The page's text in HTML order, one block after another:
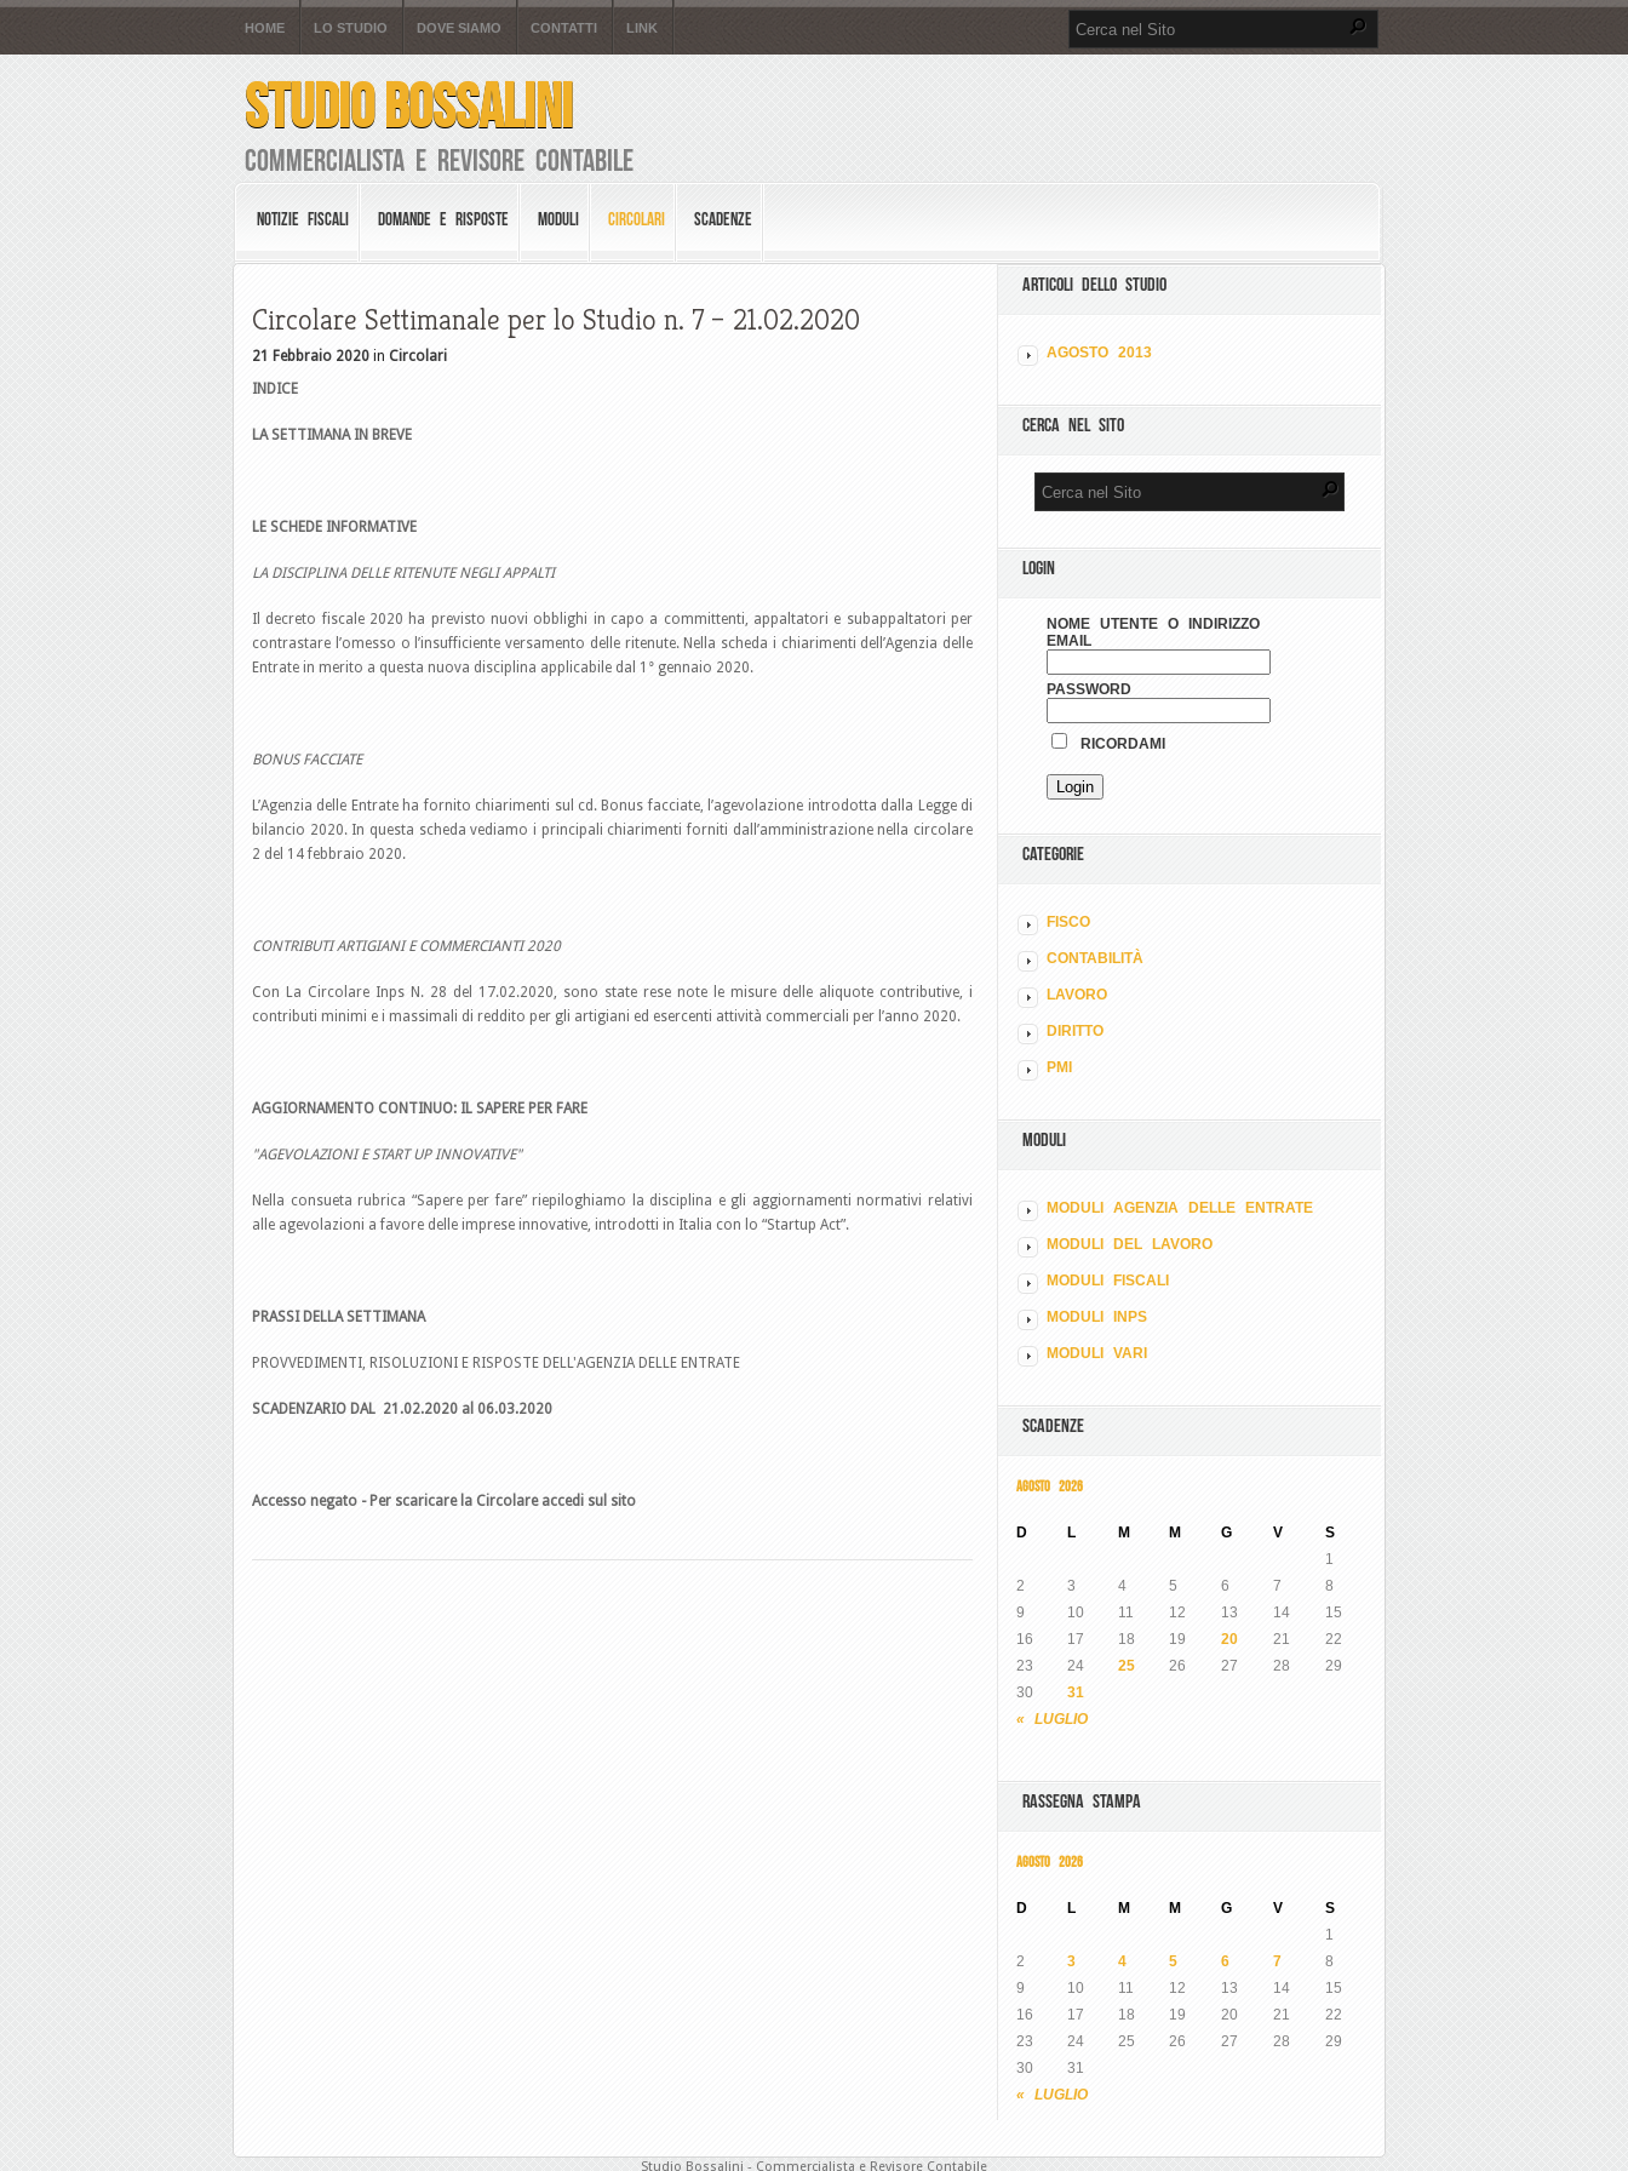
HOME LO STUDIO DOVE SIAMO CONTATTI LINK
STUDIO BOSSALINI
Commercialista e Revisore Contabile
NOTIZIE FISCALI DOMANDE E RISPOSTE MODULI CIRCOLARI SCADENZE
Circolare Settimanale per lo Studio n. 7 – 21.02.2020
21 Febbraio 2020 in Circolari
INDICE
LA SETTIMANA IN BREVE
LE SCHEDE INFORMATIVE
LA DISCIPLINA DELLE RITENUTE NEGLI APPALTI
Il decreto fiscale 2020 ha previsto nuovi obblighi in capo a committenti, appaltatori e subappaltatori per
contrastare l’omesso o l’insufficiente versamento delle ritenute. Nella scheda i chiarimenti dell’Agenzia delle
Entrate in merito a questa nuova disciplina applicabile dal 1° gennaio 2020.
BONUS FACCIATE
L’Agenzia delle Entrate ha fornito chiarimenti sul cd. Bonus facciate, l’agevolazione introdotta dalla Legge di
bilancio 2020. In questa scheda vediamo i principali chiarimenti forniti dall’amministrazione nella circolare
2 del 14 febbraio 2020.
CONTRIBUTI ARTIGIANI E COMMERCIANTI 2020
Con La Circolare Inps N. 28 del 17.02.2020, sono state rese note le misure delle aliquote contributive, i
contributi minimi e i massimali di reddito per gli artigiani ed esercenti attività commerciali per l’anno 2020.
AGGIORNAMENTO CONTINUO: IL SAPERE PER FARE
"AGEVOLAZIONI E START UP INNOVATIVE"
Nella consueta rubrica “Sapere per fare” riepiloghiamo la disciplina e gli aggiornamenti normativi relativi
alle agevolazioni a favore delle imprese innovative, introdotti in Italia con lo “Startup Act”.
PRASSI DELLA SETTIMANA
PROVVEDIMENTI, RISOLUZIONI E RISPOSTE DELL'AGENZIA DELLE ENTRATE
SCADENZARIO DAL 21.02.2020 al 06.03.2020
Accesso negato - Per scaricare la Circolare accedi sul sito
ARTICOLI DELLO STUDIO
AGOSTO 2013
CERCA NEL SITO
LOGIN
NOME UTENTE O INDIRIZZO
EMAIL
PASSWORD
RICORDAMI
CATEGORIE
FISCO
CONTABILITÀ
LAVORO
DIRITTO
PMI
MODULI
MODULI AGENZIA DELLE ENTRATE
MODULI DEL LAVORO
MODULI FISCALI
MODULI INPS
MODULI VARI
SCADENZE
AGOSTO 2026
D L M M G V S
« LUGLIO
1
2
3 4 5 6 7
8
9
10 11 12 13 14
15
16
17 18 19 20 21
22
23
24 25 26 27 28
29
30
31
RASSEGNA STAMPA
AGOSTO 2026
D L M M G V S
« LUGLIO
1
2
3 4 5 6 7
8
9
10 11 12 13 14
15
16
17 18 19 20 21
22
23
24 25 26 27 28
29
30
31
Studio Bossalini - Commercialista e Revisore Contabile